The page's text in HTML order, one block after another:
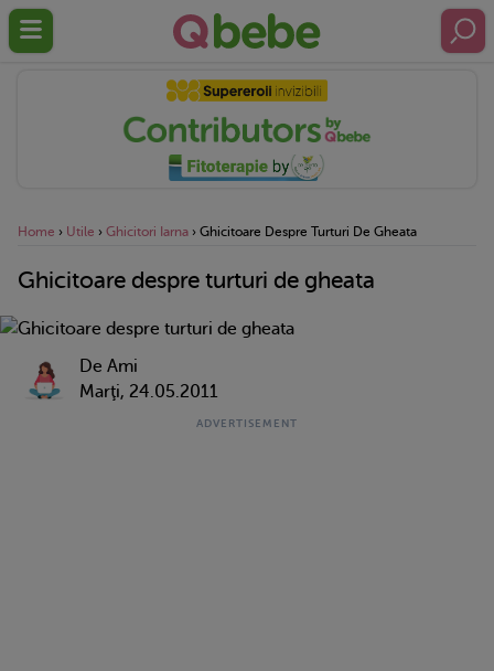
Home › Utile › Ghicitori Iarna › Ghicitoare Despre Turturi De Gheata
Ghicitoare despre turturi de gheata
De Ami
Marţi, 24.05.2011